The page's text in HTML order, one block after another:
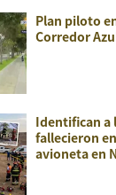
Plan piloto
Corredor
Identifican a
fallecieron
avioneta en